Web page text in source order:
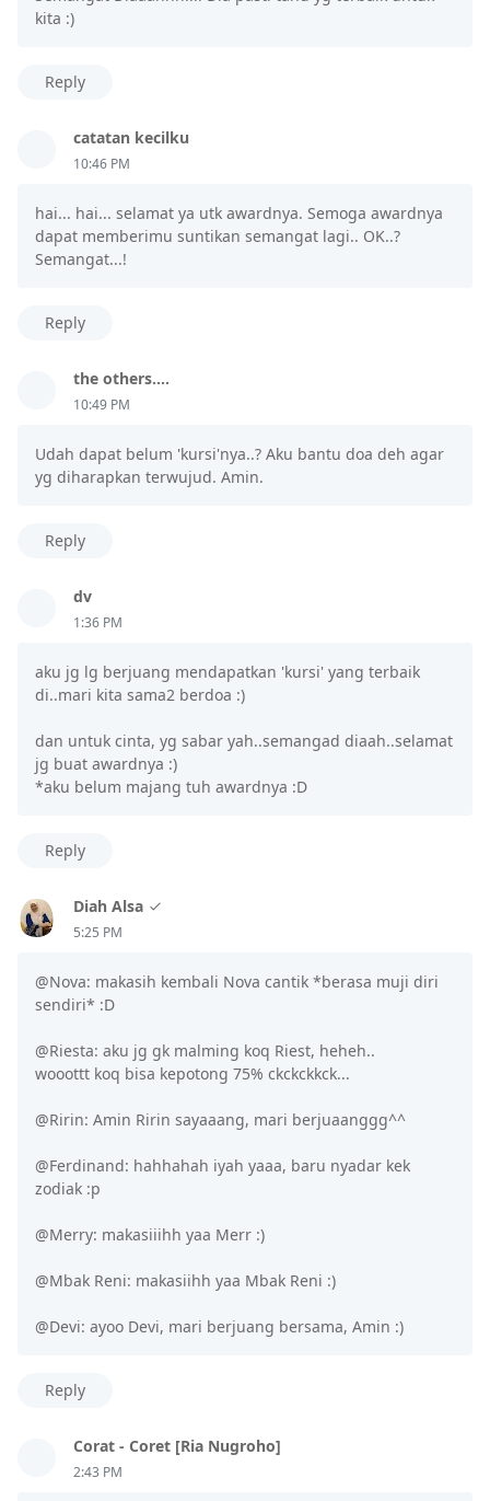
kita :)
Reply
catatan kecilku
10:46 PM
hai... hai... selamat ya utk awardnya. Semoga awardnya
dapat memberimu suntikan semangat lagi.. OK..?
Semangat...!
Reply
the others....
10:49 PM
Udah dapat belum 'kursi'nya..? Aku bantu doa deh agar
yg diharapkan terwujud. Amin.
Reply
dv
1:36 PM
aku jg lg berjuang mendapatkan 'kursi' yang terbaik
di..mari kita sama2 berdoa :)
dan untuk cinta, yg sabar yah..semangad diaah..selamat
jg buat awardnya :)
*aku belum majang tuh awardnya :D
Reply
Diah Alsa
5:25 PM
@Nova: makasih kembali Nova cantik *berasa muji diri
sendiri* :D
@Riesta: aku jg gk malming koq Riest, heheh..
wooottt koq bisa kepotong 75% ckckckkck...
@Ririn: Amin Ririn sayaaang, mari berjuaanggg^^
@Ferdinand: hahhahah iyah yaaa, baru nyadar kek
zodiak :p
@Merry: makasiiihh yaa Merr :)
@Mbak Reni: makasiihh yaa Mbak Reni :)
@Devi: ayoo Devi, mari berjuang bersama, Amin :)
Reply
Corat - Coret [Ria Nugroho]
2:43 PM